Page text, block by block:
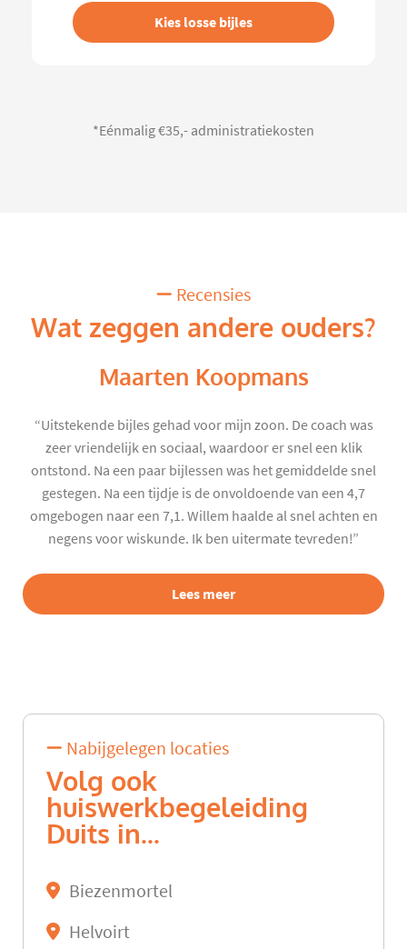
Kies losse bijles
*Eénmalig €35,- administratiekosten
Recensies
Wat zeggen andere ouders?
Maarten Koopmans
“Uitstekende bijles gehad voor mijn zoon. De coach was
zeer vriendelijk en sociaal, waardoor er snel een klik
ontstond. Na een paar bijlessen was het gemiddelde snel
gestegen. Na een tijdje is de onvoldoende van een 4,7
omgebogen naar een 7,1. Willem haalde al snel achten en
negens voor wiskunde. Ik ben uitermate tevreden!”
Lees meer
Nabijgelegen locaties
Volg ook
huiswerkbegeleiding
Duits in...
Biezenmortel
Helvoirt